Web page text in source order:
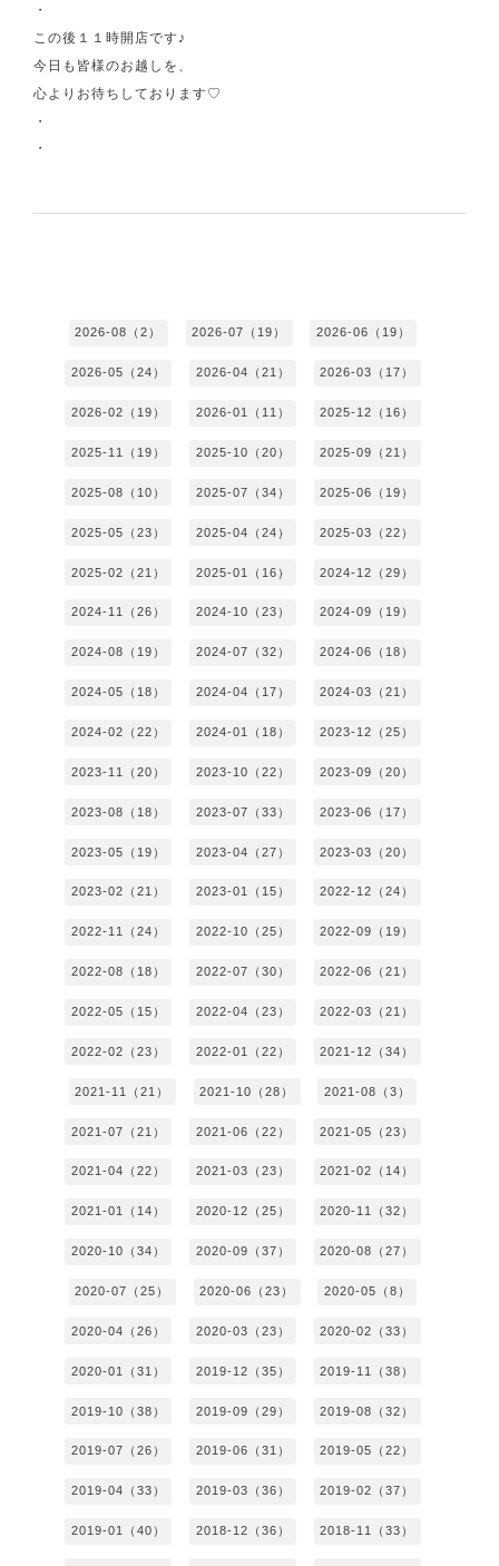
・
この後１１時開店です♪
今日も皆様のお越しを、
心よりお待ちしております♡
・
・
2026-08（2） 2026-07（19） 2026-06（19）
2026-05（24） 2026-04（21） 2026-03（17）
2026-02（19） 2026-01（11） 2025-12（16）
2025-11（19） 2025-10（20） 2025-09（21）
2025-08（10） 2025-07（34） 2025-06（19）
2025-05（23） 2025-04（24） 2025-03（22）
2025-02（21） 2025-01（16） 2024-12（29）
2024-11（26） 2024-10（23） 2024-09（19）
2024-08（19） 2024-07（32） 2024-06（18）
2024-05（18） 2024-04（17） 2024-03（21）
2024-02（22） 2024-01（18） 2023-12（25）
2023-11（20） 2023-10（22） 2023-09（20）
2023-08（18） 2023-07（33） 2023-06（17）
2023-05（19） 2023-04（27） 2023-03（20）
2023-02（21） 2023-01（15） 2022-12（24）
2022-11（24） 2022-10（25） 2022-09（19）
2022-08（18） 2022-07（30） 2022-06（21）
2022-05（15） 2022-04（23） 2022-03（21）
2022-02（23） 2022-01（22） 2021-12（34）
2021-11（21） 2021-10（28） 2021-08（3）
2021-07（21） 2021-06（22） 2021-05（23）
2021-04（22） 2021-03（23） 2021-02（14）
2021-01（14） 2020-12（25） 2020-11（32）
2020-10（34） 2020-09（37） 2020-08（27）
2020-07（25） 2020-06（23） 2020-05（8）
2020-04（26） 2020-03（23） 2020-02（33）
2020-01（31） 2019-12（35） 2019-11（38）
2019-10（38） 2019-09（29） 2019-08（32）
2019-07（26） 2019-06（31） 2019-05（22）
2019-04（33） 2019-03（36） 2019-02（37）
2019-01（40） 2018-12（36） 2018-11（33）